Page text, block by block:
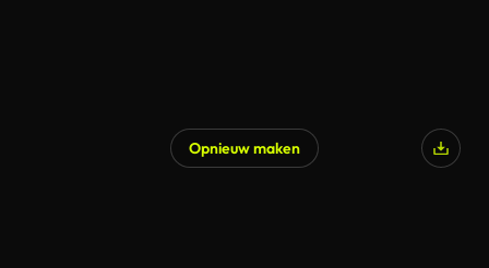
Opnieuw maken